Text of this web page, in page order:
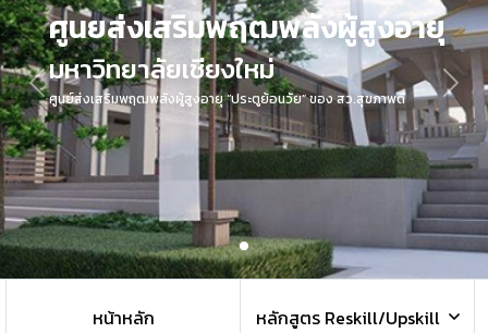
ศูนยส่งเสริมพฤฒพลังผู้สูงอายุ
มหาวิทยาลัยเชียงใหม่
ศูนย์ส่งเสริมพฤฒพลังผู้สูงอายุ “ประตูย้อนวัย” ของ สว.สุขภาพดี
Previous Next
หน้าหลัก หลักสูตร Reskill/Upskill